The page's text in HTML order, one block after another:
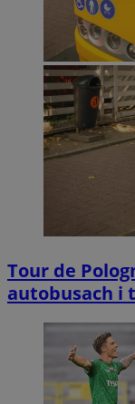
Tour de
autobusach i